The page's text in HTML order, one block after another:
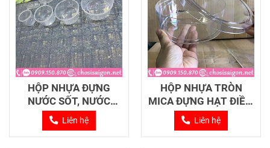
HỘP NHỰA ĐỰNG
NƯỚC SỐT, NƯỚC
CHẤM
Liên hệ
HỘP NHỰA TRÒN
MICA ĐỰNG HẠT ĐIỀU,
YẾN SÀO
Liên hệ